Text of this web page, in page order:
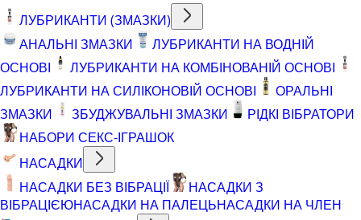
ЛУБРИКАНТИ (ЗМАЗКИ)
АНАЛЬНІ ЗМАЗКИ
ЛУБРИКАНТИ НА ВОДНІЙ
ОСНОВІ
ЛУБРИКАНТИ НА КОМБІНОВАНІЙ ОСНОВІ
ЛУБРИКАНТИ НА СИЛІКОНОВІЙ ОСНОВІ
ОРАЛЬНІ
ЗМАЗКИ
ЗБУДЖУВАЛЬНІ ЗМАЗКИ
РІДКІ ВІБРАТОРИ
НАБОРИ СЕКС-ІГРАШОК
НАСАДКИ
НАСАДКИ БЕЗ ВІБРАЦІЇ
НАСАДКИ З
ВІБРАЦІЄЮНАСАДКИ НА ПАЛЕЦЬНАСАДКИ НА ЧЛЕН